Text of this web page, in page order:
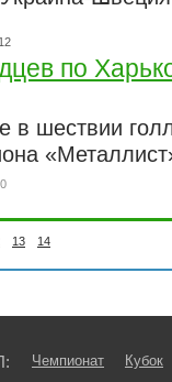
по
в шествии
0
13 14
Чемпионат Кубок